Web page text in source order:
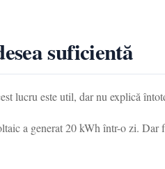
suficientă
lucru este util, dar nu explică
a generat 20 kWh într-o zi.